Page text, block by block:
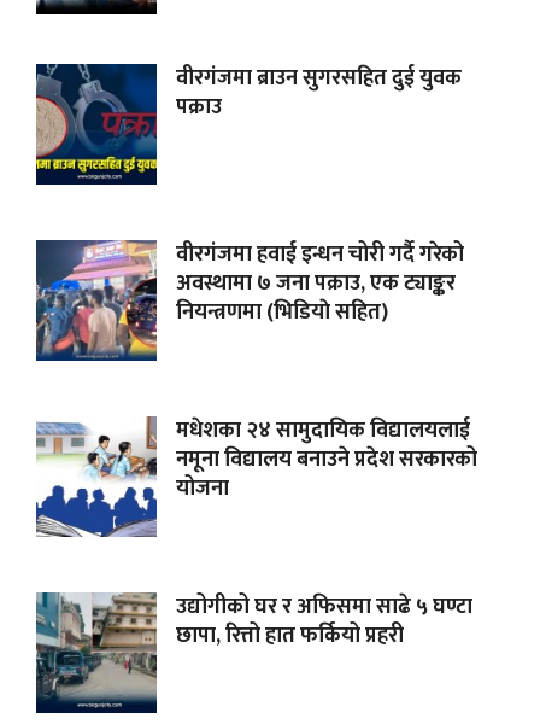
वीरगंजमा ब्राउन सुगरसहित दुई युवक
पक्राउ
वीरगंजमा हवाई इन्धन चोरी गर्दै गरेको
अवस्थामा ७ जना पक्राउ, एक ट्याङ्कर
नियन्त्रणमा (भिडियाे सहित)
मधेशका २४ सामुदायिक विद्यालयलाई
नमूना विद्यालय बनाउने प्रदेश सरकारको
योजना
उद्योगीको घर र अफिसमा साढे ५ घण्टा
छापा, रित्तो हात फर्कियो प्रहरी